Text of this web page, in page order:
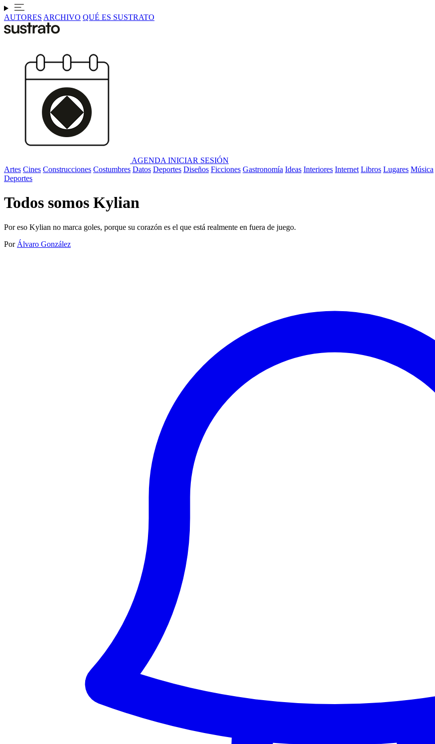
AUTORES ARCHIVO QUÉ ES SUSTRATO
AGENDA INICIAR SESIÓN
Artes Cines Construcciones Costumbres Datos Deportes Diseños Ficciones Gastronomía Ideas Interiores Internet Libros Lugares Música
Deportes
Todos somos Kylian
Por eso Kylian no marca goles, porque su corazón es el que está realmente en fuera de juego.
Por Álvaro González